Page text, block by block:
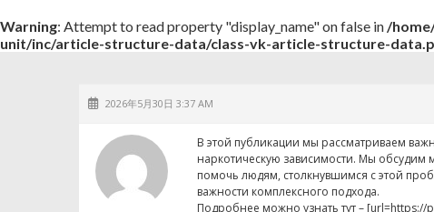
Warning: Attempt to read property "display_name" on false in/
unit/inc/article-structure-data/class-vk-article-structure-
2026年5月30日 3:37 AM
В этой публикации мы рассматриваем
наркотическую зависимости. Мы обсудим
помочь людям, столкнувшимся с этой
важности комплексного подхода.
Подробнее можно узнать тут –